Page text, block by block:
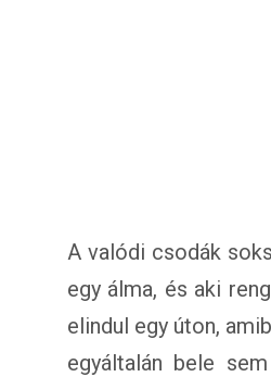
A valódi csodák
egy álma, és aki
elindul egy úton,
egyáltalán bele